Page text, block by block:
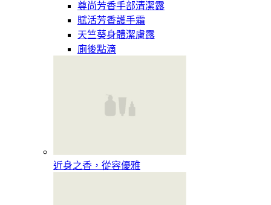
尊尚芳香手部清潔露
賦活芳香護手霜
天竺葵身體潔膚露
廁後點滴
近身之香，從容優雅